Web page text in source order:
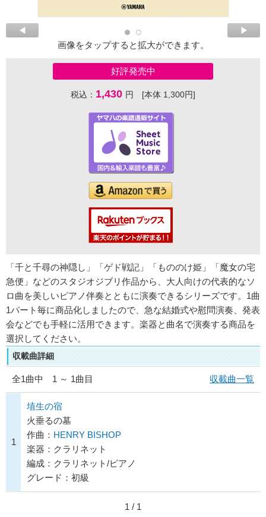
画像をタップすると拡大ができます。
好評発売中
税込： 1,430 円 [本体 1,300円]
「千と千尋の神隠し」「ゲド戦記」「もののけ姫」「魔女の宅
急便」などのスタジオジブリ作品から、大人向けの代表的なソ
ロ曲を美しいピアノ伴奏とともに演奏できるシリーズです。1曲
1パート毎に商品化しましたので、急な結婚式や慰問演奏、発表
会などでも手軽に活用できます。楽器と曲名で演奏する商品を
選択してください。
収載曲詳細
全1曲中 1 ～ 1曲目 収載曲一覧
1
埴生の宿
火垂るの墓
作曲： HENRY BISHOP
楽器：クラリネット
編成：クラリネット/ピアノ
グレード：初級
1 / 1